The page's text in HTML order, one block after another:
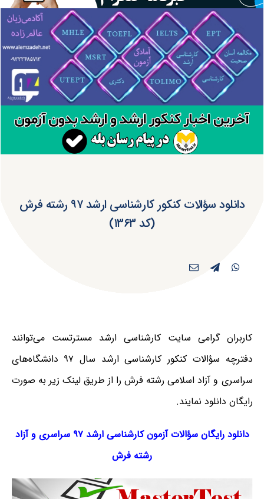
دانلود سؤالات کنکور کارشناسی ارشد ۹۷ رشته فرش
(کد ۱۳۶۳)
کاربران گرامی سایت کارشناسی ارشد مسترتست می‌توانند
دفترچه سؤالات کنکور کارشناسی ارشد سال ۹۷ دانشگاه‌های
سراسری و آزاد اسلامی رشته فرش را از طریق لینک‌ زیر به صورت
رایگان دانلود نمایند.
دانلود رایگان سؤالات آزمون کارشناسی ارشد ۹۷ سراسری و آزاد
رشته فرش